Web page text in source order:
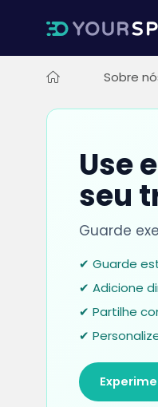
Sobre
Use
seu
Guarde
✔ Guarde
✔ Adicione
✔ Partilhe
✔